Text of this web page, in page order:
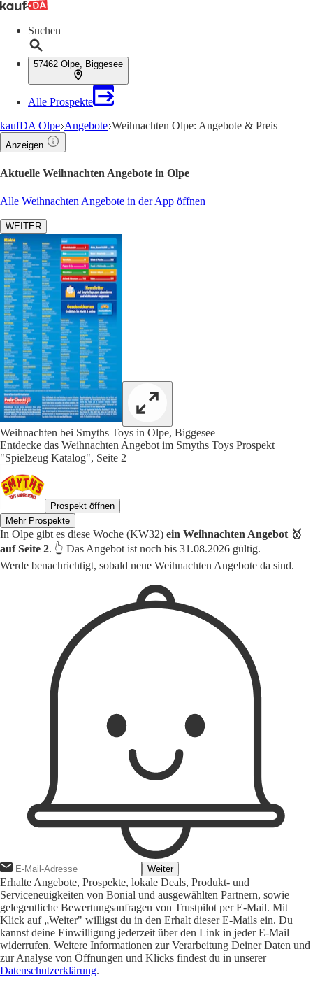
Suchen
57462 Olpe, Biggesee
Alle Prospekte
kaufDA Olpe Angebote Weihnachten Olpe: Angebote & Preis
Anzeigen
Aktuelle Weihnachten Angebote in Olpe
Alle Weihnachten Angebote in der App öffnen
WEITER
Weihnachten bei Smyths Toys in Olpe, Biggesee
Entdecke das Weihnachten Angebot im Smyths Toys Prospekt
"Spielzeug Katalog", Seite 2
Prospekt öffnen
Mehr Prospekte
In Olpe gibt es diese Woche (KW32) ein Weihnachten Angebot 🥇
auf Seite 2. 👆 Das Angebot ist noch bis 31.08.2026 gültig.
Werde benachrichtigt, sobald neue Weihnachten Angebote da sind.
Weiter
Erhalte Angebote, Prospekte, lokale Deals, Produkt- und
Serviceneuigkeiten von Bonial und ausgewählten Partnern, sowie
gelegentliche Bewertungsanfragen von Trustpilot per E-Mail. Mit
Klick auf „Weiter" willigst du in den Erhalt dieser E-Mails ein. Du
kannst deine Einwilligung jederzeit über den Link in jeder E-Mail
widerrufen. Weitere Informationen zur Verarbeitung Deiner Daten und
zur Analyse von Öffnungen und Klicks findest du in unserer
Datenschutzerklärung.